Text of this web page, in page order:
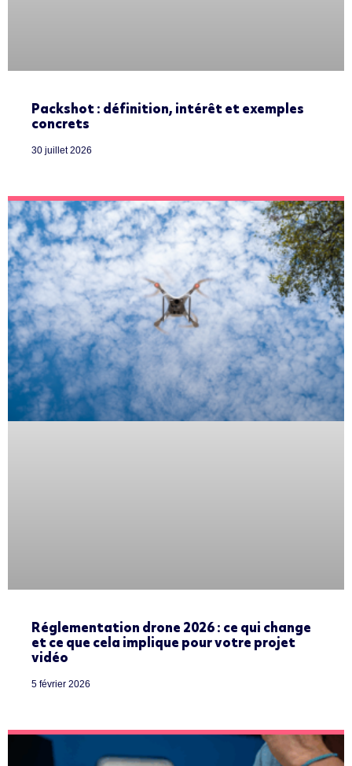
Packshot : définition, intérêt et exemples
concrets
30 juillet 2026
Réglementation drone 2026 : ce qui change
et ce que cela implique pour votre projet
vidéo
5 février 2026